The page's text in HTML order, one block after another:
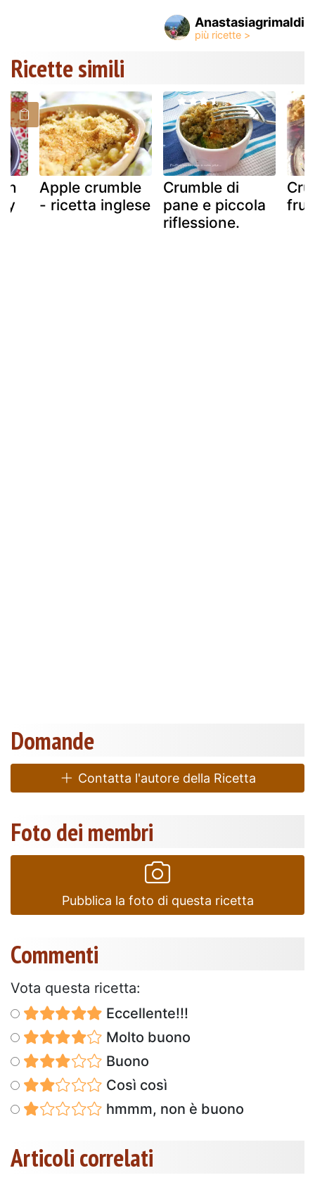
Anastasiagrimaldi
Ricette simili
Apple crumble
- ricetta inglese
Crumble di
pane e piccola
riflessione.
Domande
Contatta l'autore della Ricetta
Foto dei membri
Pubblica la foto di questa ricetta
Commenti
Vota questa ricetta:
Eccellente!!!
Molto buono
Buono
Così così
hmmm, non è buono
Articoli correlati